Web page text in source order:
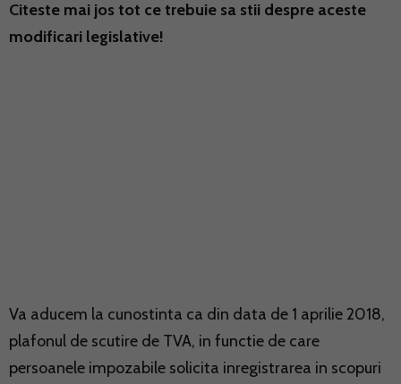
Citeste mai jos tot ce trebuie sa stii despre aceste
modificari legislative!
Va aducem la cunostinta ca din data de 1 aprilie 2018,
plafonul de scutire de TVA, in functie de care
persoanele impozabile solicita inregistrarea in scopuri